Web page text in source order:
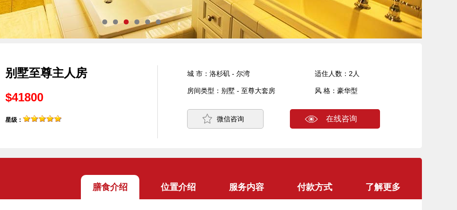
别墅至尊主人房
$41800
星级：
城 市：洛杉矶 - 尔湾 适住人数：2人
房间类型：别墅 - 至尊大套房 风 格：豪华型
微信咨询 在线咨询
膳食介绍 位置介绍 服务内容 付款方式 了解更多